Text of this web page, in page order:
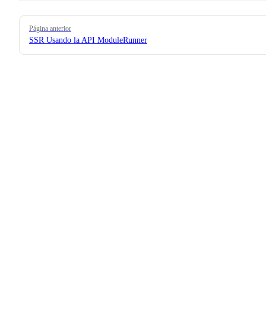
Pager
Página anterior
SSR Usando la API ModuleRunner